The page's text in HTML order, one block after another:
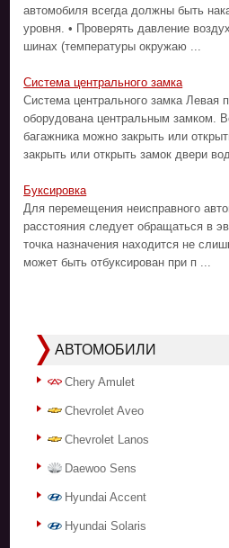
автомобиля всегда должны быть
уровня. • Проверять давление
шинах (температуры окружаю ...
Система центрального замка
Система центрального замка Левая
оборудована центральным замком.
багажника можно закрыть или
закрыть или открыть замок двери
Буксировка
Для перемещения неисправного
расстояния следует обращаться в
точка назначения находится не
может быть отбуксирован при п ...
АВТОМОБИЛИ
Chery Amulet
Chevrolet Aveo
Chevrolet Lanos
Daewoo Sens
Hyundai Accent
Hyundai Solaris